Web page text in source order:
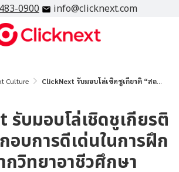
0900 info@clicknext.com
Culture ClickNext รับมอบโล่เชิดชูเกียรติ “สถานประกอบการดีเด่นในการฝึกวิชาชีพ” จากวิทยาอาชีวศึกษาพิษณุโลก
รับมอบโล่เชิดชูเกียรติ
อบการดีเด่นในการฝึก
กวิทยาอาชีวศึกษา